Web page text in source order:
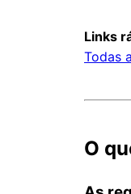
Links
Todas
O